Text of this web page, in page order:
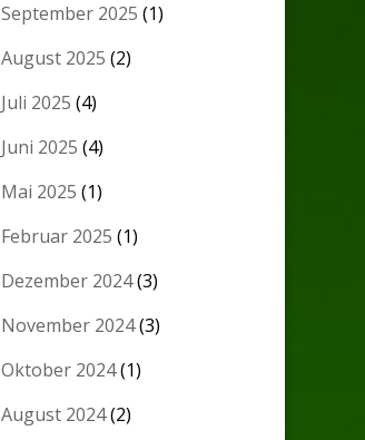
September 2025 (1)
August 2025 (2)
Juli 2025 (4)
Juni 2025 (4)
Mai 2025 (1)
Februar 2025 (1)
Dezember 2024(3)
November 2024(3)
Oktober 2024(1)
August 2024(2)